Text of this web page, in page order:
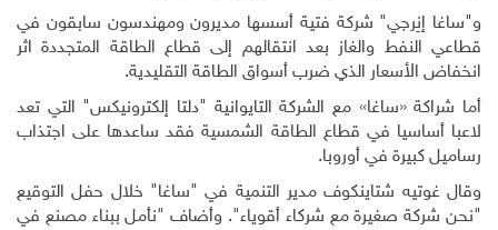
و"ساغا إنِرجي" شركة فتية أسسها مديرون ومهندسون سابقون في
قطاعي النفط والغاز بعد انتقالهم إلى قطاع الطاقة المتجددة اثر
انخفاض الأسعار الذي ضرب أسواق الطاقة التقليدية.
أما شراكة «ساغا» مع الشركة التايوانية "دلتا إلكترونيكس" التي تعد
لاعبا أساسيا في قطاع الطاقة الشمسية فقد ساعدها على اجتذاب
رساميل كبيرة في أوروبا.
وقال غوتيه شتاينكوف مدير التنمية في "ساغا" خلال حفل التوقيع
"نحن شركة صغيرة مع شركاء أقوياء". وأضاف "نأمل ببناء مصنع في